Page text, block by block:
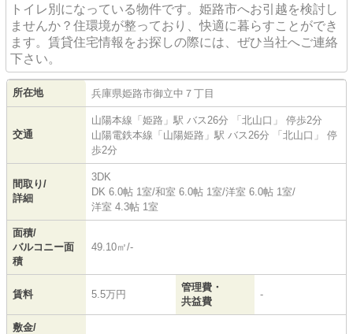
トイレ別になっている物件です。姫路市へお引越を検討し
ませんか？住環境が整っており、快適に暮らすことができ
ます。賃貸住宅情報をお探しの際には、ぜひ当社へご連絡
下さい。
所在地 兵庫県姫路市御立中 ７丁目
交通
山陽本線 「姫路 」駅 バス26分 「北山口」 停歩2分
山陽電鉄本線 「山陽姫路 」駅 バス26分 「北山口」 停
歩2分
間取り/
詳細
3DK
DK 6.0帖 1室/和室 6.0帖 1室/洋室 6.0帖 1室/
洋室 4.3帖 1室
面積/
バルコニー面
積
49.10㎡/-
賃料 5.5万円
管理費・
共益費
-
敷金/